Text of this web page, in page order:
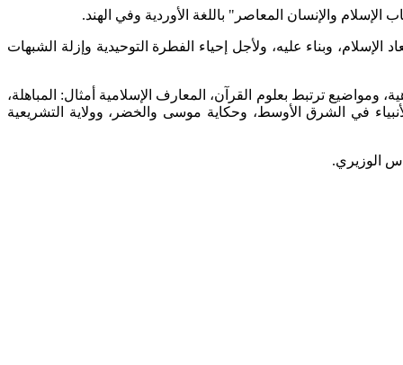
والإنسان المعاصر" باللغة الأوردية وفي الهند.
وبناء عليه، ولأجل إحياء الفطرة التوحيدية وإزلة الشبهات
ومواضيع ترتبط بعلوم القرآن، المعارف الإسلامية أمثال: المباهلة،
في الشرق الأوسط، وحكاية موسى والخضر، وولاية التشريعية
الوزيري.